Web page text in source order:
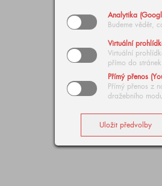
Analytika
Budeme vědět,
Virtuální
Virtuální
přímo do stránek
Přímý přenos
Přímý přenos z
dražebního